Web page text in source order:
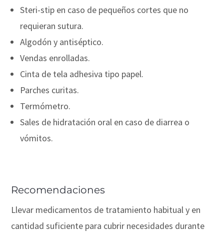
Steri-stip en caso de pequeños cortes que no
requieran sutura.
Algodón y antiséptico.
Vendas enrolladas.
Cinta de tela adhesiva tipo papel.
Parches curitas.
Termómetro.
Sales de hidratación oral en caso de diarrea o
vómitos.
Recomendaciones
Llevar medicamentos de tratamiento habitual y en
cantidad suficiente para cubrir necesidades durante